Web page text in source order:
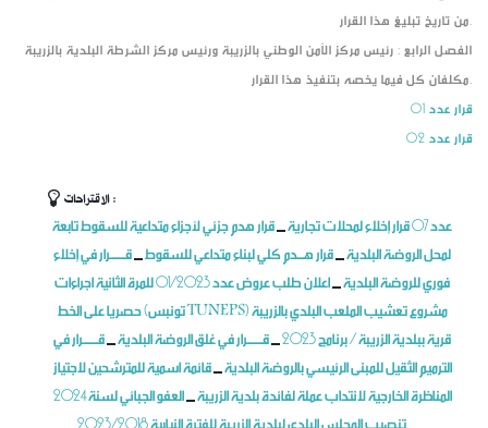
من تاريخ تبليغ هذا القرار.
الفصل الرابع : رئيس مركز الأمن الوطني بالزريبة ورئيس مركز الشرطة البلدية بالزريبة
مكلفان كل فيما يخصه بتنفيذ هذا القرار.
قرار عدد 01
قرار عدد 02
الاقتراحات :
عدد 07 قرار إخلاء لمحلات تجارية _قرار هدم جزئي لأجزاء متداعية للسقوط تابعة
لمحل الروضة البلدية_قرار هـــدم كلي لبناء متداعي للسقوط_قـــــــرار في إخلاء
فوري للروضة البلدية_
اعلان طلب عروض عدد 01/2023 للمرة الثانية اجراءات
حصريا على الخط (تونبس TUNEPS) مشروع تعشيب الملعب البلدي بالزريبة
قرية ببلدية الزريبة / برنامج 2023
_قـــــــرار في غلق الروضة البلدية_قـــــــرار في
الترميم الثقيل للمبنى الرئيسي بالروضة البلدية_قائمة اسمية للمترشحين لاجتياز
المناظرة الخارجية لانتداب عملة لفائدة بلدية الزريبة_العفو الجبائي لسنة 2024
_